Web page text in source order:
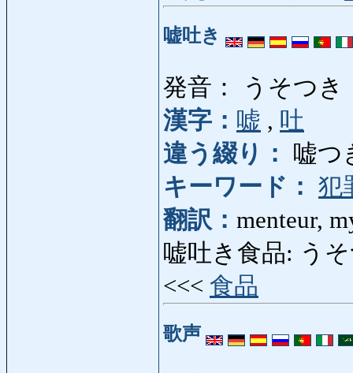
嘘吐き
発音： うそつき
漢字： 嘘 , 吐
違う綴り：
嘘つ
キーワード： 犯
翻訳： menteur,
嘘吐き食品: う
<<< 食品
歌声